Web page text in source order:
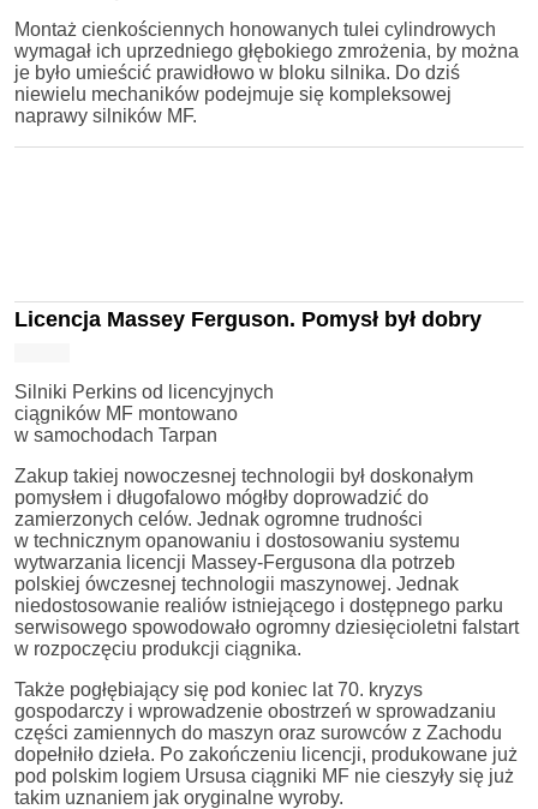
Montaż cienkościennych honowanych tulei cylindrowych
wymagał ich uprzedniego głębokiego zmrożenia, by można
je było umieścić prawidłowo w bloku silnika. Do dziś
niewielu mechaników podejmuje się kompleksowej
naprawy silników MF.
Licencja Massey Ferguson. Pomysł był dobry
Silniki Perkins od licencyjnych
ciągników MF montowano
w samochodach Tarpan
Zakup takiej nowoczesnej technologii był doskonałym
pomysłem i długofalowo mógłby doprowadzić do
zamierzonych celów. Jednak ogromne trudności
w technicznym opanowaniu i dostosowaniu systemu
wytwarzania licencji Massey-Fergusona dla potrzeb
polskiej ówczesnej technologii maszynowej. Jednak
niedostosowanie realiów istniejącego i dostępnego parku
serwisowego spowodowało ogromny dziesięcioletni falstart
w rozpoczęciu produkcji ciągnika.
Także pogłębiający się pod koniec lat 70. kryzys
gospodarczy i wprowadzenie obostrzeń w sprowadzaniu
części zamiennych do maszyn oraz surowców z Zachodu
dopełniło dzieła. Po zakończeniu licencji, produkowane już
pod polskim logiem Ursusa ciągniki MF nie cieszyły się już
takim uznaniem jak oryginalne wyroby.